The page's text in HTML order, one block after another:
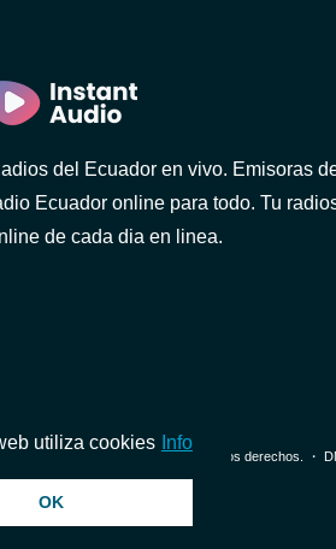
del Ecuador en vivo. Emisoras
Ecuador online para todo. Tu
de cada dia en linea.
2026 InstantAudio. Reservados todos los derechos. ・
utiliza cookies Info
OK